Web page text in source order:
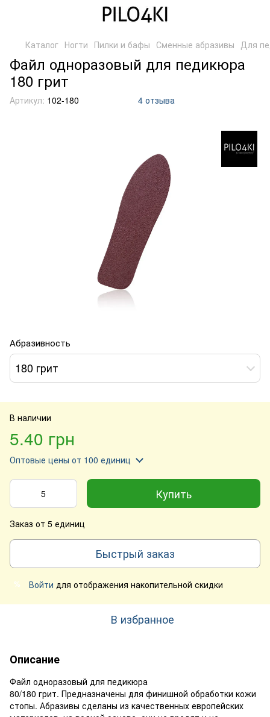
Каталог Ногти Пилки и бафы Сменные абразивы Для
Файл одноразовый для педикюра
180 грит
Артикул: 102-180 4 отзыва
Абразивность
180 грит
В наличии
5.40 грн
Оптовые цены от 100 единиц
Купить
Заказ от 5 единиц
Быстрый заказ
% Войти для отображения накопительной скидки
В избранное
Описание
Файл одноразовый для педикюра
80/180 грит. Предназначены для финишной обработки кожи
стопы. Абразивы сделаны из качественных европейских